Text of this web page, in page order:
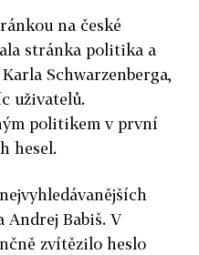
na české
stránka politika a
Schwarzenberga,
uživatelů.
politikem v první
hesel.
Andrej Babiš. V
zvítězilo heslo